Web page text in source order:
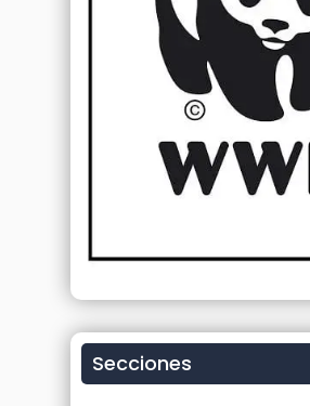
Secciones